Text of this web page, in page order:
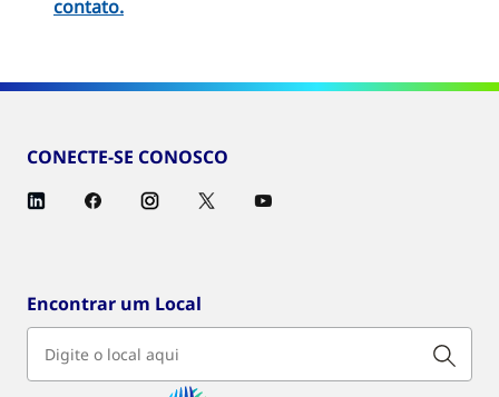
contato.
CONECTE-SE CONOSCO
Encontrar um Local